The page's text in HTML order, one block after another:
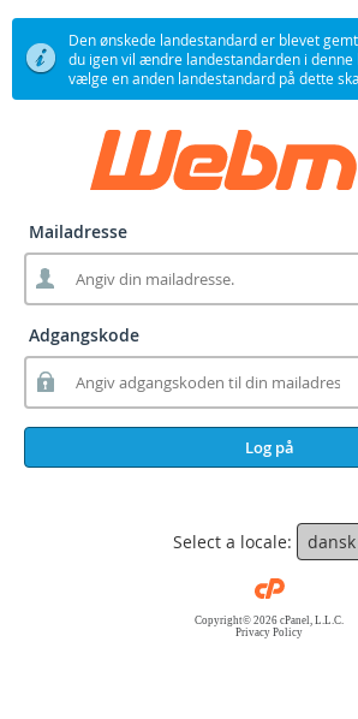
Den ønskede landestandard er blevet
du igen vil ændre landestandarden i denne
vælge en anden landestandard på dette
Mailadresse
Adgangskode
Log på
Select a locale: dansk
Copyright© 2026 cPanel, L.L.C.
Privacy Policy